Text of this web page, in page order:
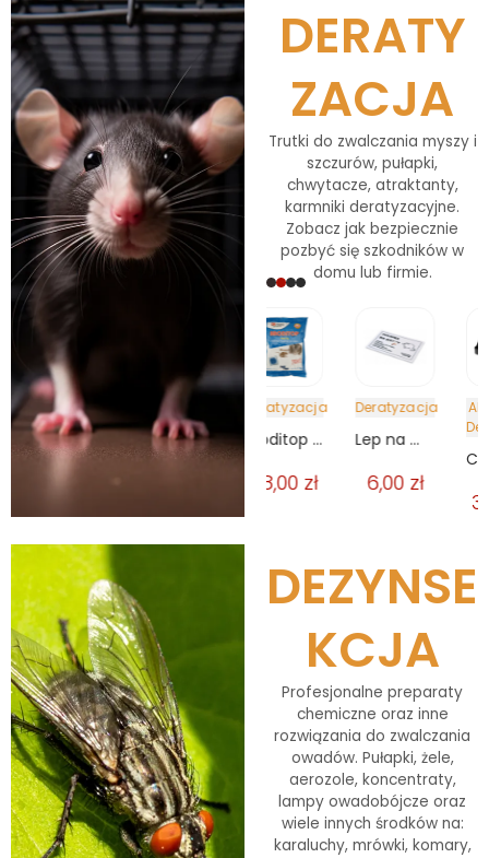
DERATY
ZACJA
Trutki do zwalczania myszy i
szczurów, pułapki,
chwytacze, atraktanty,
karmniki deratyzacyjne.
Zobacz jak bezpiecznie
pozbyć się szkodników w
domu lub firmie.
Deratyzacja
Toxan 25 ziarno 150g
12,00 zł
Broditop pasta 1kg na myszy i szczury
Deratyzacja
6,00
Akcesoria
Deratyzacja
DEZYNSE
KCJA
Profesjonalne preparaty
chemiczne oraz inne
rozwiązania do zwalczania
owadów. Pułapki, żele,
aerozole, koncentraty,
lampy owadobójcze oraz
wiele innych środków na:
karaluchy, mrówki, komary,